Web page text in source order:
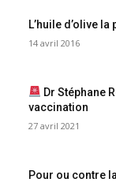
L’huile d’olive
14 avril 2016
Dr Stéphane
vaccination
27 avril 2021
Pour ou contre